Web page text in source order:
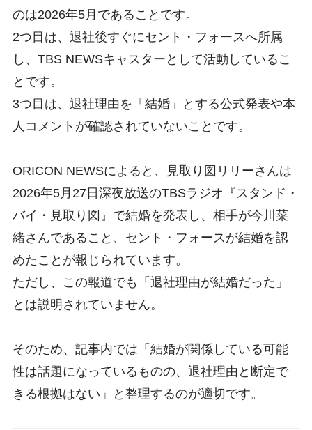
のは2026年5月であることです。
2つ目は、退社後すぐにセント・フォースへ所属
し、TBS NEWSキャスターとして活動しているこ
とです。
3つ目は、退社理由を「結婚」とする公式発表や本
人コメントが確認されていないことです。
ORICON NEWSによると、見取り図リリーさんは
2026年5月27日深夜放送のTBSラジオ『スタンド・
バイ・見取り図』で結婚を発表し、相手が今川菜
緒さんであること、セント・フォースが結婚を認
めたことが報じられています。
ただし、この報道でも「退社理由が結婚だった」
とは説明されていません。
そのため、記事内では「結婚が関係している可能
性は話題になっているものの、退社理由と断定で
きる根拠はない」と整理するのが適切です。